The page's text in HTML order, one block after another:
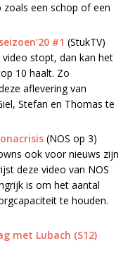
een schop of een
#1 (StukTV)
video stopt, dan kan het
10 haalt. Zo
aflevering van
Stefan en Thomas te
(NOS op 3)
ook voor nieuws zijn
deze video van NOS
is om het aantal
te houden.
met Lubach (S12)